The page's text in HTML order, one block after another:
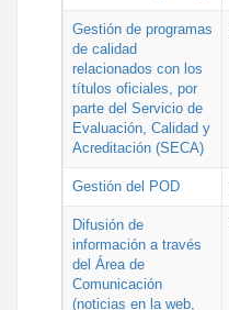
Gestión de programas
de calidad
relacionados con los
títulos oficiales, por
parte del Servicio de
Evaluación, Calidad y
Acreditación (SECA)
Gestión del POD
Difusión de
información a través
del Área de
Comunicación
(noticias en la web,